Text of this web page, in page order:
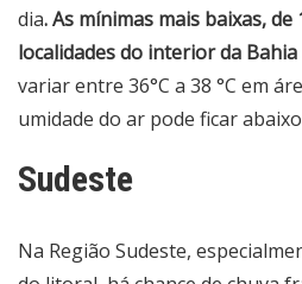
dia. As mínimas mais baixas, de
localidades do interior da Bahia
variar entre 36°C a 38 °C em
umidade do ar pode ficar
Sudeste
Na Região Sudeste,